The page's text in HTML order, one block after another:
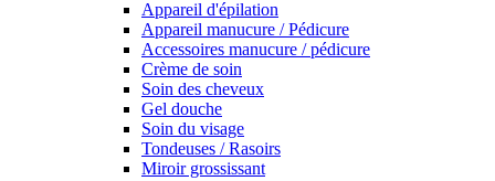
Appareil d'épilation
Appareil manucure / Pédicure
Accessoires manucure / pédicure
Crème de soin
Soin des cheveux
Gel douche
Soin du visage
Tondeuses / Rasoirs
Miroir grossissant